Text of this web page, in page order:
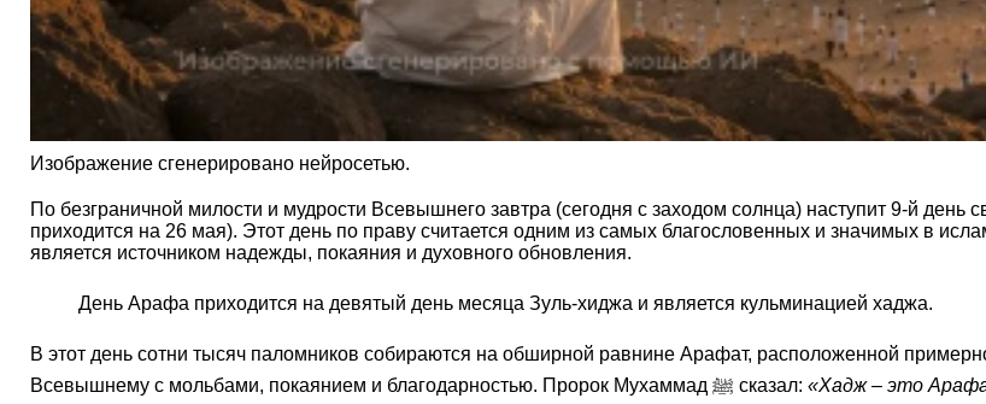
Изображение сгенерировано нейросетью.
По безграничной милости и мудрости Всевышнего завтра (сегодня с заходом солнца) наступит 9-й день
приходится на 26 мая). Этот день по праву считается одним из самых благословенных и значимых в
является источником надежды, покаяния и духовного обновления.
День Арафа приходится на девятый день месяца Зуль-хиджа и является кульминацией хаджа.
В этот день сотни тысяч паломников собираются на обширной равнине Арафат, расположенной
Всевышнему с мольбами, покаянием и благодарностью. Пророк Мухаммад ﷺ сказал: «Хадж – это